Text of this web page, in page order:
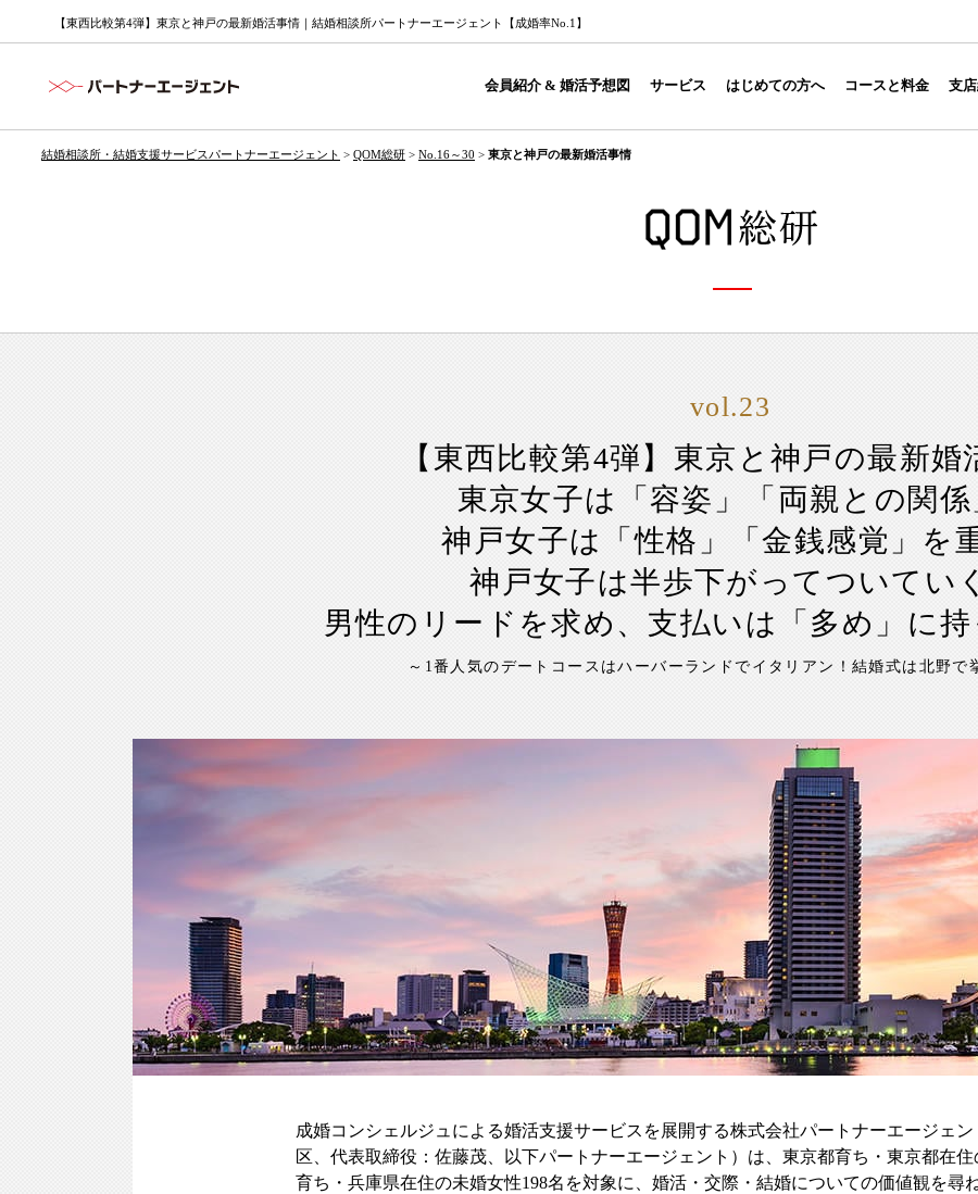
【東西比較第4弾】東京と神戸の最新婚活事情｜結婚相談所パートナーエージェント【成婚率No.1】
会員紹介 & 婚活予想図 サービス はじめての方へ コースと料金 支
結婚相談所・結婚支援サービスパートナーエージェント > QOM総研 > No.16～30 > 東京と神戸の最新婚活事情
vol.23
【東西比較第4弾】東京と神戸の最新婚
東京女子は「容姿」「両親との関係
神戸女子は「性格」「金銭感覚」を
神戸女子は半歩下がってついていく
男性のリードを求め、支払いは「多め」に
～1番人気のデートコースはハーバーランドでイタリアン！結婚式は北野で
成婚コンシェルジュによる婚活支援サービスを展開する株式会社パートナーエージェン
区、代表取締役：佐藤茂、以下パートナーエージェント）は、東京都育ち・東京都在
育ち・兵庫県在住の未婚女性198名を対象に、婚活・交際・結婚についての価値観を尋